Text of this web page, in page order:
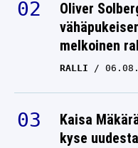
Oliver
melkoinen
RALLI
Kaisa
kyse